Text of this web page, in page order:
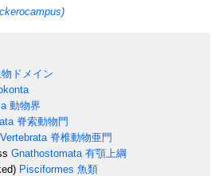
ドメイン
動物界
脊索動物門
Vertebrata 脊椎動物亜門
Gnathostomata 有顎上綱
Pisciformes 魚類